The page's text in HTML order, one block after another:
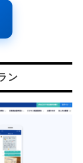
ン